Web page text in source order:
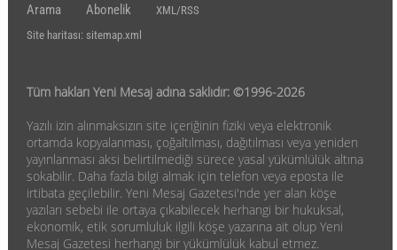
Arama
Abonelik
XML/RSS
Site haritası: sitemap.xml
Tüm hakları Yeni Mesaj adına saklıdır: ©1996-2026
Yazılı izin alınmaksızın site içeriğinin fiziki veya elektronik
ortamda kopyalanması, çoğaltılması, dağıtılması veya yeniden
yayınlanması aksi belirtilmediği sürece yasal yükümlülük altına
sokabilir. Daha fazla bilgi almak için telefon veya eposta ile
irtibata geçilebilir. Yeni Mesaj Gazetesi'nde yer alan köşe
yazıları sebebi ile ortaya çıkabilecek herhangi bir hukuksal,
ekonomik, etik sorumluluk ilgili köşe yazarına ait olup Yeni
Mesaj Gazetesi herhangi bir yükümlülük kabul etmez.